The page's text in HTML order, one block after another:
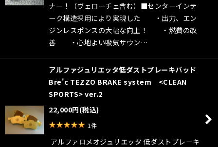
ナー！（ヴェローチェ含む）■センターインテ
ーク構造採用により実現した ・出力、エン
ジンレスポンスの大幅な向上！ ・燃費の改
善 ・心地よい吸気サウン…
アルファジュリエッタ低ダストブレーキパッド
Bre'c TEZZO BRAKE system <CLEAN
SPORTS> ver.2
22,000円(税込)
1件
アルファロメオジュリエッタ 低ダストブレーキ